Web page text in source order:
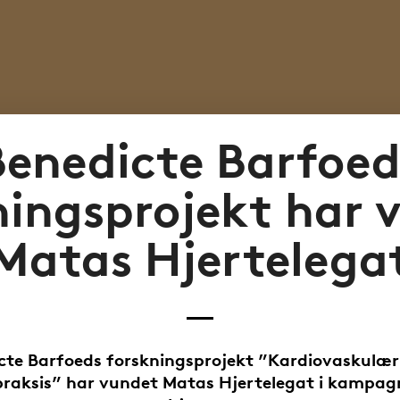
har
Barfoeds forskningsprojekt
har vundet Matas Hjertelegat i